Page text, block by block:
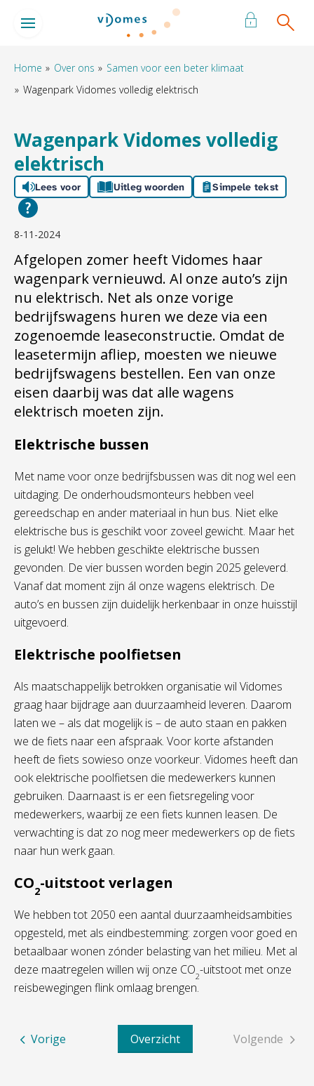
Naar de homepage
Ga naar Hoofd
Home Over ons
Samen voor een beter klimaat
Wagenpark Vidomes volledig elektrisch
Wagenpark Vidomes volledig
elektrisch
Lees voor Uitleg woorden Simpele tekst
8-11-2024
Afgelopen zomer heeft Vidomes haar
wagenpark vernieuwd. Al onze auto’s zijn
nu elektrisch. Net als onze vorige
bedrijfswagens huren we deze via een
zogenoemde leaseconstructie. Omdat de
leasetermijn afliep, moesten we nieuwe
bedrijfswagens bestellen. Een van onze
eisen daarbij was dat alle wagens
elektrisch moeten zijn.
Elektrische bussen
Met name voor onze bedrijfsbussen was dit nog wel een
uitdaging. De onderhoudsmonteurs hebben veel
gereedschap en ander materiaal in hun bus. Niet elke
elektrische bus is geschikt voor zoveel gewicht. Maar het
is gelukt! We hebben geschikte elektrische bussen
gevonden. De vier bussen worden begin 2025 geleverd.
Vanaf dat moment zijn ál onze wagens elektrisch. De
auto’s en bussen zijn duidelijk herkenbaar in onze huisstijl
uitgevoerd.
Elektrische poolfietsen
Als maatschappelijk betrokken organisatie wil Vidomes
graag haar bijdrage aan duurzaamheid leveren. Daarom
laten we – als dat mogelijk is – de auto staan en pakken
we de fiets naar een afspraak. Voor korte afstanden
heeft de fiets sowieso onze voorkeur. Vidomes heeft dan
ook elektrische poolfietsen die medewerkers kunnen
gebruiken. Daarnaast is er een fietsregeling voor
medewerkers, waarbij ze een fiets kunnen leasen. De
verwachting is dat zo nog meer medewerkers op de fiets
naar hun werk gaan.
CO2-uitstoot verlagen
We hebben tot 2050 een aantal duurzaamheidsambities
opgesteld, met als eindbestemming: zorgen voor goed en
betaalbaar wonen zónder belasting van het milieu. Met al
deze maatregelen willen wij onze CO2-uitstoot met onze
reisbewegingen flink omlaag brengen.
Volgende
Overzicht
Vorige